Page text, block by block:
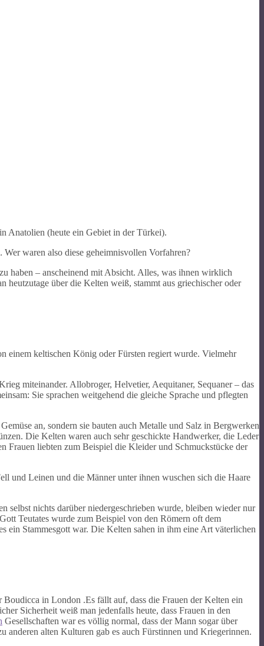
Anatolien (heute ein Gebiet in der Türkei).
waren also diese geheimnisvollen Vorfahren?
haben – anscheinend mit Absicht. Alles, was ihnen wirklich
über die Kelten weiß, stammt aus griechischer oder
einem keltischen König oder Fürsten regiert wurde. Vielmehr
miteinander. Allobroger, Helvetier, Aequitaner, Sequaner – das
Sie sprachen weitgehend die gleiche Sprache und pflegten
an, sondern sie bauten auch Metalle und Salz in Bergwerken
Die Kelten waren auch sehr geschickte Handwerker, die Leder
Frauen liebten zum Beispiel die Kleider und Schmuckstücke der
und Leinen und die Männer unter ihnen wuschen sich die Haare
selbst nichts darüber niedergeschrieben wurde, bleiben wieder nur
Teutates wurde zum Beispiel von den Römern oft dem
ein Stammesgott war. Die Kelten sahen in ihm eine Art väterlichen
in London .Es fällt auf, dass die Frauen der Kelten ein
Sicherheit weiß man jedenfalls heute, dass Frauen in den
Gesellschaften war es völlig normal, dass der Mann sogar über
anderen alten Kulturen gab es auch Fürstinnen und Kriegerinnen.